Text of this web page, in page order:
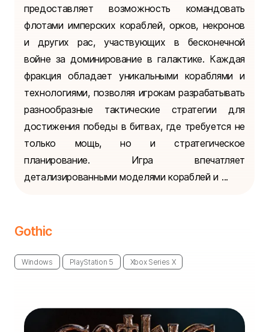
предоставляет возможность командовать
флотами имперских кораблей, орков, некронов
и других рас, участвующих в бесконечной
войне за доминирование в галактике. Каждая
фракция обладает уникальными кораблями и
технологиями, позволяя игрокам разрабатывать
разнообразные тактические стратегии для
достижения победы в битвах, где требуется не
только мощь, но и стратегическое
планирование. Игра впечатляет
детализированными моделями кораблей и ...
Gothic
Windows PlayStation 5 Xbox Series X